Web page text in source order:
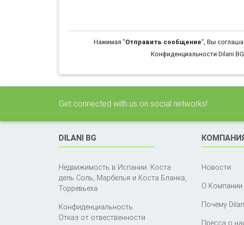
Нажимая "Отправить сообщение", Вы
Конфиденциальности Dilani BG
Get connected with us on social networks!
DILANI BG
Недвижимость в Испании: Коста
дель Соль, Марбелья и Коста Бланка,
Торревьеха
Конфиденциальность
Отказ от отвественности
Новости
О Компании
Почему
Пресса о